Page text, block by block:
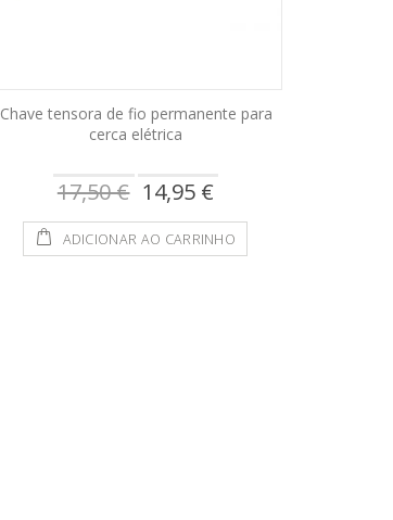
Chave tensora de fio permanente para
cerca elétrica
17,50 €
Preço
especial
14,95 €
ADICIONAR AO CARRINHO